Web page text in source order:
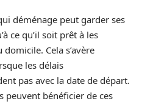
déménage peut garder ses
ce qu’il soit prêt à les
Cela s’avère
les délais
pas avec la date de départ.
peuvent bénéficier de ces